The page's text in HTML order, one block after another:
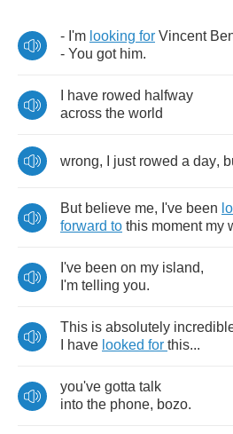
- I'm looking for Vincent
- You got him.
have rowed halfway
across the world
wrong, just rowed a day,
But believe me, I've been
forward to this moment my
I've been on my island,
I'm telling you.
This is absolutely
have looked for this...
you've gotta talk
into the phone, bozo.